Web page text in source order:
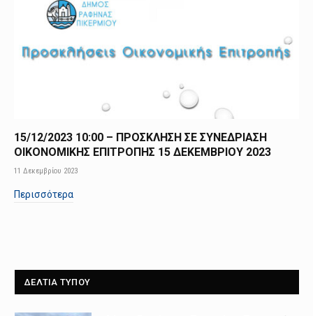
15/12/2023 10:00 – ΠΡΟΣΚΛΗΣΗ ΣΕ ΣΥΝΕΔΡΙΑΣΗ
ΟΙΚΟΝΟΜΙΚΗΣ ΕΠΙΤΡΟΠΗΣ 15 ΔΕΚΕΜΒΡΙΟΥ 2023
11 Δεκεμβρίου 2023
Περισσότερα
ΔΕΛΤΙΑ ΤΥΠΟΥ